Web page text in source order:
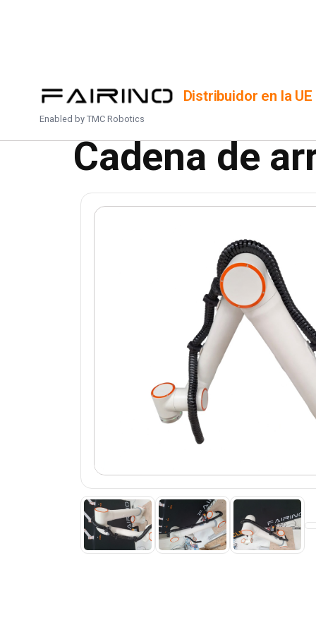
Distribuidor en la UE
Enabled by TMC Robotics
INICIO/PRODUCTOS /CADENA DE
Cadena de